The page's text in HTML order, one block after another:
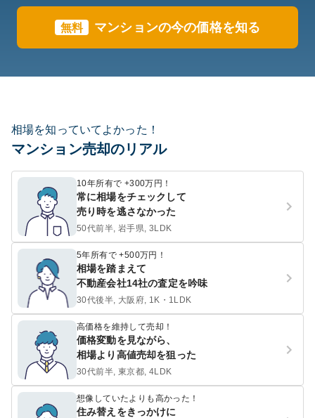
無料 マンションの今の価格を知る
相場を知っていてよかった！
マンション売却のリアル
10年所有で +300万円！
常に相場をチェックして
売り時を逃さなかった
50代前半, 岩手県, 3LDK
5年所有で +500万円！
相場を踏まえて
不動産会社14社の査定を吟味
30代後半, 大阪府, 1K・1LDK
高価格を維持して売却！
価格変動を見ながら、
相場より高値売却を狙った
30代前半, 東京都, 4LDK
想像していたよりも高かった！
住み替えをきっかけに